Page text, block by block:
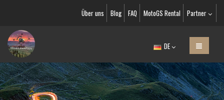
Über uns Blog FAQ MotoGS Rental Partner
DE